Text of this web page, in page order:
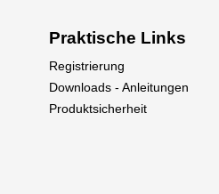
Praktische Links
Registrierung
Downloads - Anleitungen
Produktsicherheit